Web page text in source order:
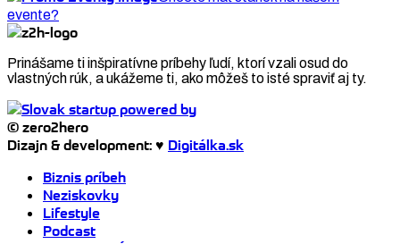
evente?
Prinášame ti inšpiratívne príbehy ľudí, ktorí vzali osud do
vlastných rúk, a ukážeme ti, ako môžeš to isté spraviť aj ty.
© zero2hero
Dizajn & development: ♥ Digitálka.sk
Biznis príbeh
Neziskovky
Lifestyle
Podcast